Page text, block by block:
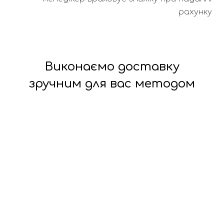
рахунку
Виконаємо доставку
зручним для вас методом